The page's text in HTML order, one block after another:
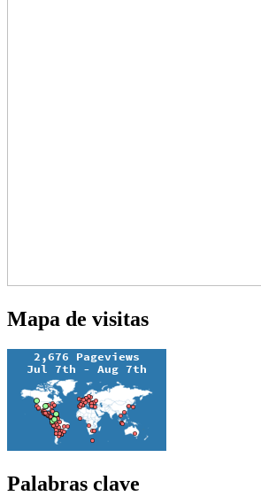
Mapa de visitas
Palabras clave